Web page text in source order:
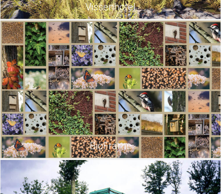
Vissenhotel
BioFrame